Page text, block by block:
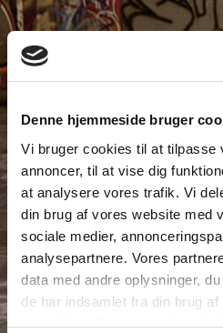
Denne hjemmeside bruger
Vi bruger cookies til at tilpasse
annoncer, til at vise dig
at analysere vores trafik. Vi
din brug af vores website med
sociale medier,
analysepartnere. Vores
data med andre oplysninger,
de har indsamlet fra din brug
samtykker til vores cookies,